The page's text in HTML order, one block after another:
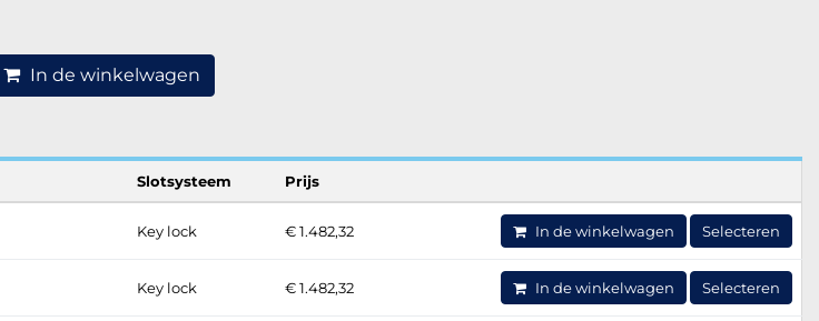
In de winkelwagen
Slotsysteem Prijs
Key lock € 1.482,32 In de winkelwagen Selecteren
Key lock € 1.482,32 In de winkelwagen Selecteren